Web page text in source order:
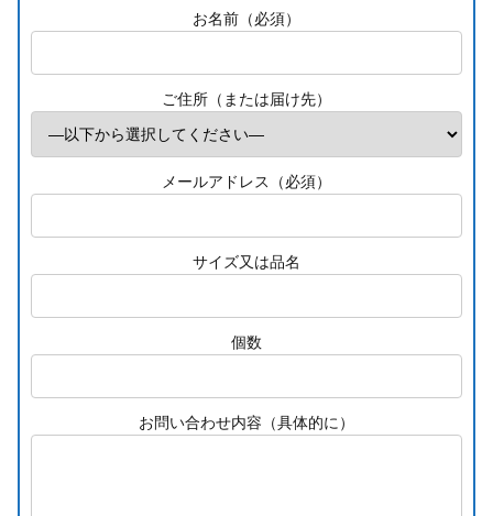
お名前（必須）
ご住所（または届け先）
メールアドレス（必須）
サイズ又は品名
個数
お問い合わせ内容（具体的に）